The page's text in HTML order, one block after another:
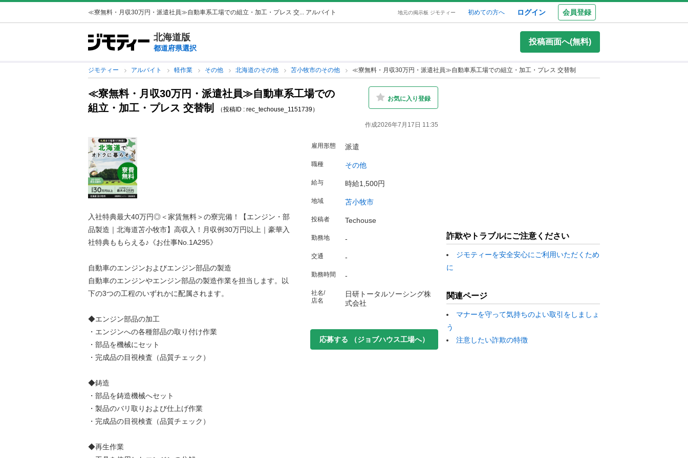
≪寮無料・月収30万円・派遣社員≫自動車系工場での組立・加工・プレス 交... アルバイト 地元の掲示板 ジモティー 初めての方へ ログイン 会員登録
北海道版
都道府県選択
投稿画面へ(無料)
ジモティー アルバイト 軽作業 その他 北海道のその他 苫小牧市のその他 ≪寮無料・月収30万円・派遣社員≫自動車系工場での組立・加工・プレス 交替制
≪寮無料・月収30万円・派遣社員≫自動車系工場での
組立・加工・プレス 交替制
（投稿ID : rec_techouse_1151739）
お気に入り登録
作成2026年7月17日 11:35
入社特典最大40万円◎＜家賃無料＞の寮完備！【エンジン・部
品製造｜北海道苫小牧市】高収入！月収例30万円以上｜豪華入
社特典ももらえる♪《お仕事No.1A295》
自動車のエンジンおよびエンジン部品の製造
自動車のエンジンやエンジン部品の製造作業を担当します。以
下の3つの工程のいずれかに配属されます。
◆エンジン部品の加工
・エンジンへの各種部品の取り付け作業
・部品を機械にセット
・完成品の目視検査（品質チェック）
◆鋳造
・部品を鋳造機械へセット
・製品のバリ取りおよび仕上げ作業
・完成品の目視検査（品質チェック）
◆再生作業
雇用形態 派遣
職種 その他
給与 時給1,500円
地域 苫小牧市
投稿者 Techouse
勤務地 -
交通 -
勤務時間 -
社名/
店名
日研トータルソーシング株
式会社
応募する （ジョブハウス工場へ）
詐欺やトラブルにご注意ください
ジモティーを安全安心にご利用いただくため
に
関連ページ
マナーを守って気持ちのよい取引をしましょ
う
注意したい詐欺の特徴